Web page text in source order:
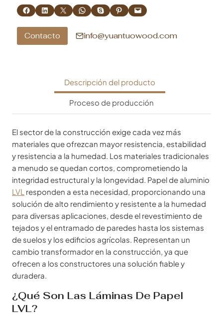
Compartir en Facebook
Compartir en LinkedIn
Compartir en X Compartir en WhatsApp
Compartir en SkypeCompartir en PinterestEnvía esta página por correo electrónico
Contacto info@yuantuowood.com
Descripción del producto
Proceso de producción
El sector de la construcción exige cada vez más
materiales que ofrezcan mayor resistencia, estabilidad
y resistencia a la humedad. Los materiales tradicionales
a menudo se quedan cortos, comprometiendo la
integridad estructural y la longevidad. Papel de aluminio
LVL responden a esta necesidad, proporcionando una
solución de alto rendimiento y resistente a la humedad
para diversas aplicaciones, desde el revestimiento de
tejados y el entramado de paredes hasta los sistemas
de suelos y los edificios agrícolas. Representan un
cambio transformador en la construcción, ya que
ofrecen a los constructores una solución fiable y
duradera.
¿Qué Son Las Láminas De Papel
LVL?